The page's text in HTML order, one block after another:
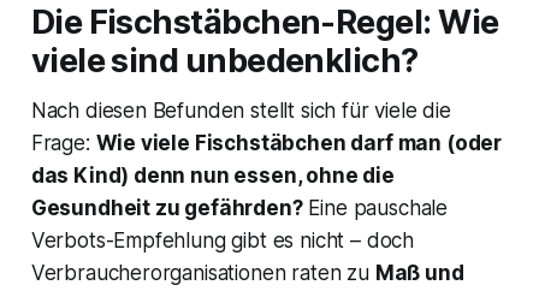
Die Fischstäbchen-Regel: Wie
viele sind unbedenklich?
Nach diesen Befunden stellt sich für viele die
Frage: Wie viele Fischstäbchen darf man (oder
das Kind) denn nun essen, ohne die
Gesundheit zu gefährden?Eine pauschale
Verbots-Empfehlung gibt es nicht – doch
Verbraucherorganisationen raten zu Maß und